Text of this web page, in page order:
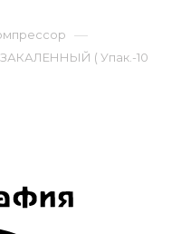
—
ЗАКАЛЕННЫЙ ( Упак.-10